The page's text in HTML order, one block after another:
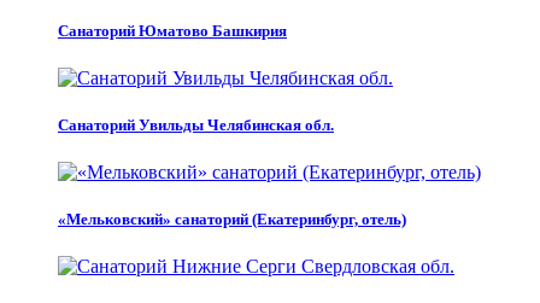
Санаторий Юматово Башкирия
Санаторий Увильды Челябинская обл.
«Мельковский» санаторий (Екатеринбург, отель)